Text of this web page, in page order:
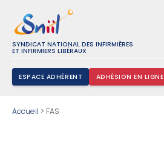
SYNDICAT NATIONAL DES INFIRMIÈRES
ET INFIRMIERS LIBÉRAUX
ESPACE ADHÉRENT ADHÉSION EN LIGNE
Accueil > FAS